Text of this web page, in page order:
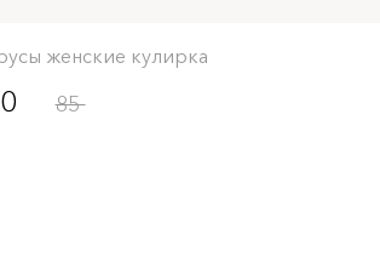
женские кулирка
85